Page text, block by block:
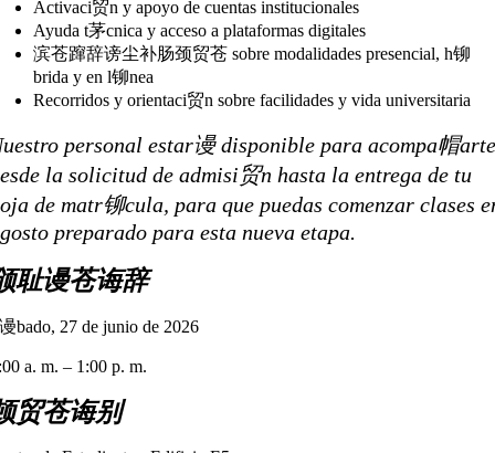
Activaci贸n y apoyo de cuentas institucionales
Ayuda t茅cnica y acceso a plataformas digitales
滨苍蹿辞谤尘补肠颈贸苍 sobre modalidades presencial, h铆
brida y en l铆nea
Recorridos y orientaci贸n sobre facilidades y vida universitaria
personal estar谩 disponible para acompa帽
la solicitud de admisi贸n hasta la entrega de tu
de matr铆cula, para que puedas comenzar clases
preparado para esta nueva etapa.
耻谩苍诲辞
bado, 27 de junio de 2026
a. m. – 1:00 p. m.
贸苍诲别